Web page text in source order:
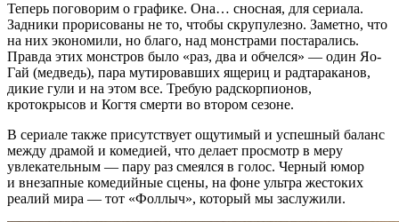
Теперь поговорим о графике. Она… сносная, для сериала.
Задники прорисованы не то, чтобы скрупулезно. Заметно, что
на них экономили, но благо, над монстрами постарались.
Правда этих монстров было «раз, два и обчелся» — один Яо-
Гай (медведь), пара мутировавших ящериц и радтараканов,
дикие гули и на этом все. Требую радскорпионов,
кротокрысов и Когтя смерти во втором сезоне.
В сериале также присутствует ощутимый и успешный баланс
между драмой и комедией, что делает просмотр в меру
увлекательным — пару раз смеялся в голос. Черный юмор
и внезапные комедийные сцены, на фоне ультра жестоких
реалий мира — тот «Фоллыч», который мы заслужили.